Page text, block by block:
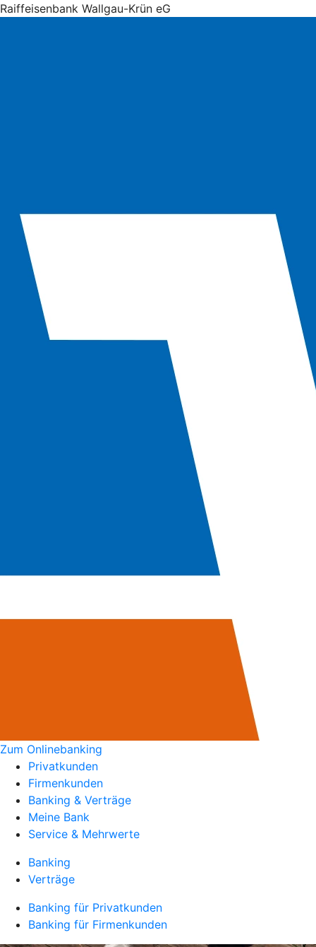
Raiffeisenbank Wallgau-Krün eG
Zum Onlinebanking
Privatkunden
Firmenkunden
Banking & Verträge
Meine Bank
Service & Mehrwerte
Banking
Verträge
Banking für Privatkunden
Banking für Firmenkunden